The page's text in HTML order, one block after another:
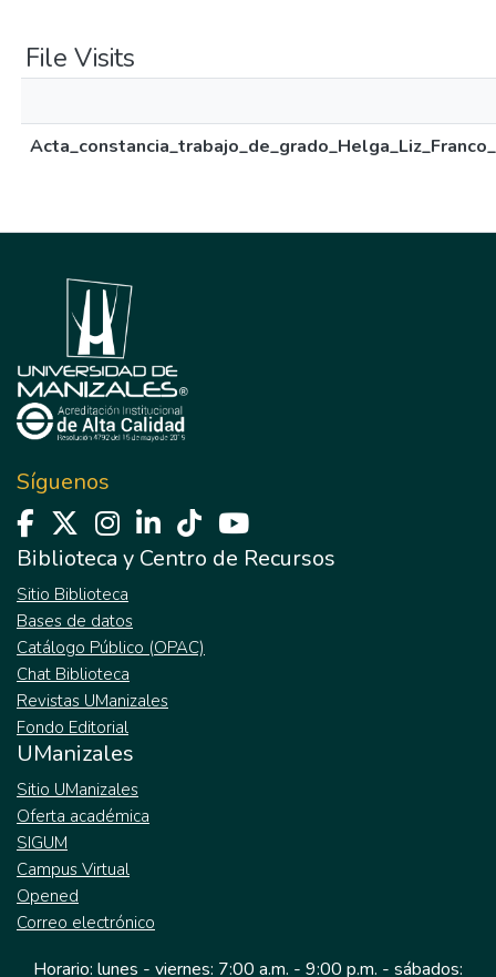
File Visits
Síguenos
Biblioteca y Centro de Recursos
Sitio Biblioteca
Bases de datos
Catálogo Público (OPAC)
Chat Biblioteca
Revistas UManizales
Fondo Editorial
UManizales
Sitio UManizales
Oferta académica
SIGUM
Campus Virtual
Opened
Correo electrónico
Horario: lunes - viernes: 7:00 a.m. - 9:00 p.m. - sábados: